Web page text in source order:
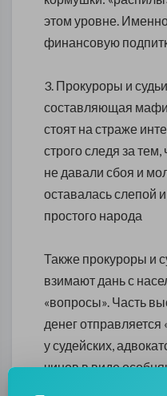
этом уровне.
финансовую
3. Прокуроры и
составляющая
стоят на страже
строго следя за
не давали сбоя и
оставалась слепой
простого народа
Также прокуроры и
взимают дань с
«вопросы». Часть
денег отправляется
у судейских,
чинов в виде